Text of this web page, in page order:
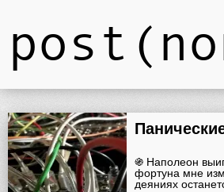
֍ Наполеон
фортуна мне
деяниях